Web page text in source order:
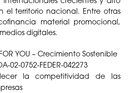
el territorio nacional. Entre otras
material promocional,
digitales.
FOR YOU – Crecimiento Sostenible
02-0752-FEDER-042273
la competitividad de las